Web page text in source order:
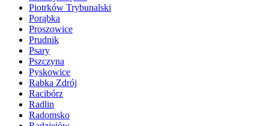
Piotrków Trybunalski
Porąbka
Proszowice
Prudnik
Psary
Pszczyna
Pyskowice
Rabka Zdrój
Racibórz
Radlin
Radomsko